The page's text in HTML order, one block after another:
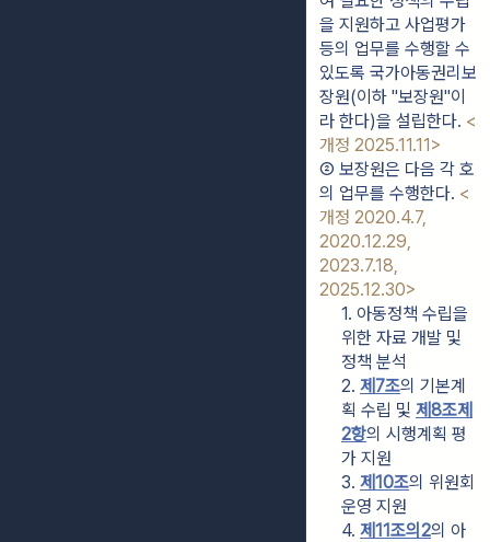
을 지원하고 사업평가
등의 업무를 수행할 수
있도록 국가아동권리보
장원(이하 "보장원"이
라 한다)을 설립한다. <
개정 2025.11.11>
② 보장원은 다음 각 호
의 업무를 수행한다. <
개정 2020.4.7,
2020.12.29,
2023.7.18,
2025.12.30>
1. 아동정책 수립을
위한 자료 개발 및
정책 분석
2. 제7조의 기본계
획 수립 및 제8조제
2항의 시행계획 평
가 지원
3. 제10조의 위원회
운영 지원
4. 제11조의2의 아